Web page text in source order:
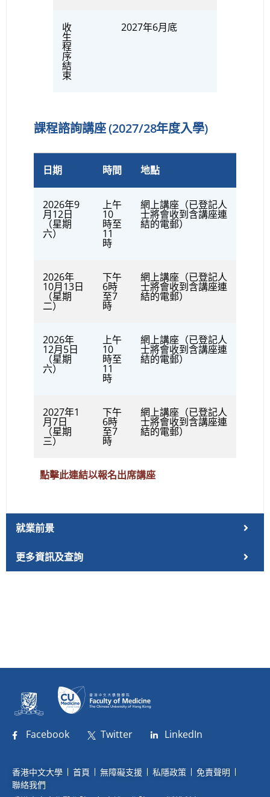
收
生
程
序
結
束
2027年6月底
課程諮詢講座 (2027/28年度入學)
日期 時間 地點
2026年9
月12日
（星期
六）
上午
10
時至
11
時
網上講座（已登記人
士將會收到含講座連
結的電郵）
2026年
10月13日
（星期
二）
下午
6時
至7
時
網上講座（已登記人
士將會收到含講座連
結的電郵）
2026年
12月5日
（星期
六）
上午
10
時至
11
時
網上講座（已登記人
士將會收到含講座連
結的電郵）
2027年1
月7日
（星期
三）
下午
6時
至7
時
網上講座（已登記人
士將會收到含講座連
結的電郵）
點擊此連結以報名出席講座
就業前景
更多資訊及查詢
香港中文大學 首頁 無障礙支援 私隱政策
免責聲明
聯絡我們
Facebook Twitter LinkedIn